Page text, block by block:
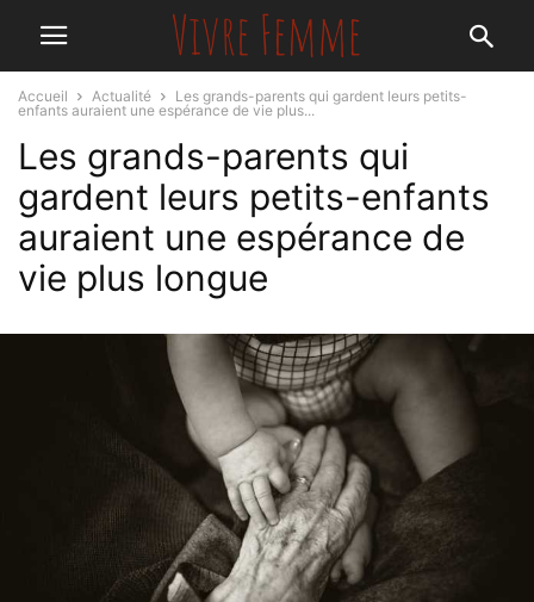
Accueil Actualité
Les grands-parents qui gardent leurs petits-
enfants auraient une espérance de vie plus...
Les grands-parents qui
gardent leurs petits-enfants
auraient une espérance de
vie plus longue